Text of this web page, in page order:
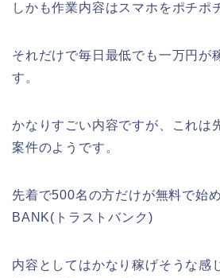
しかも作業内容はスマホをポチポ
それだけで毎日最低でも一万円が
す。
かなりすごい内容ですが、これは
案件のようです。
先着で500名の方だけが無料で始
BANK(トラストバンク)
内容としてはかなり稼げそうな感